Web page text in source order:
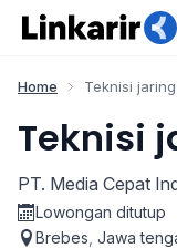
Home Teknisi
Teknisi
PT. Media Cepat
Lowongan ditutup
Brebes Jawa